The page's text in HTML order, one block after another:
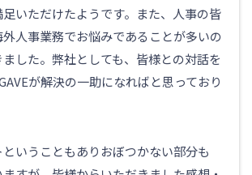
いただけたようです。また、人事の皆
人事業務でお悩みであることが多いの
した。弊社としても、皆様との対話を
が解決の一助になればと思っており
いうこともありおぼつかない部分も